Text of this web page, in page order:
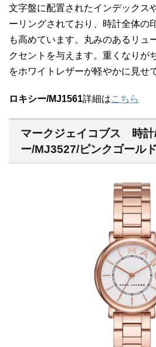
文字盤に配置されたインデックス
ーリングされており、時計全体の
も高めています。丸みのあるリュ
クセントを与えます。重くなりが
をホワイトレザーが軽やかに見せ
ロキシー/MJ1561詳細はこちら
マークジェイコブス 時計
ー/MJ3527/ピンクゴールド